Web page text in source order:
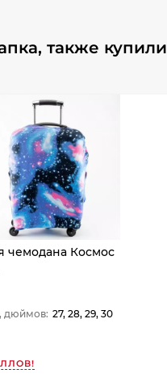
также купили
чемодана Космос
дюймов: 27, 28, 29, 30